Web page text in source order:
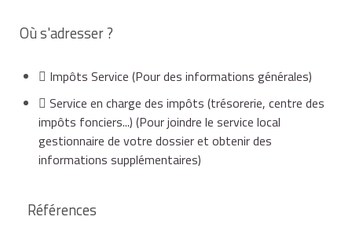
Où s'adresser ?
Impôts Service (Pour des informations générales)
Service en charge des impôts (trésorerie, centre des
impôts fonciers...) (Pour joindre le service local
gestionnaire de votre dossier et obtenir des
informations supplémentaires)
Références